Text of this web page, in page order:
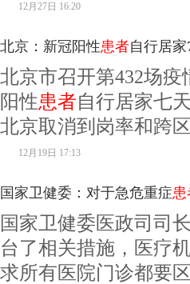
12月27日 16:20
北京：新冠阳性患者自行居
北京市召开第432场
阳性患者自行居家七
北京取消到岗率和跨
12月19日 17:13
国家卫健委：对于急危重症患
国家卫健委医政司司
台了相关措施，医疗
求所有医院门诊都要区